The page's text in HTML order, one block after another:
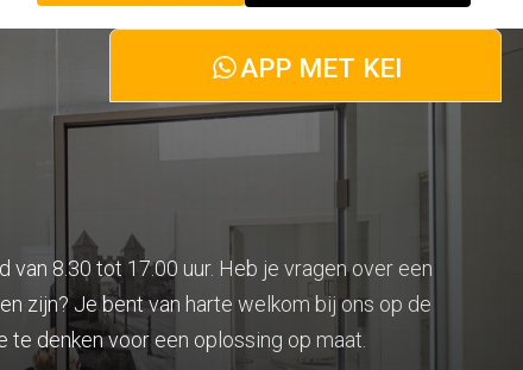
APP MET KEI
8.30 tot 17.00 uur. Heb je vragen over een
zijn? Je bent van harte welkom bij ons op de
denken voor een oplossing op maat.